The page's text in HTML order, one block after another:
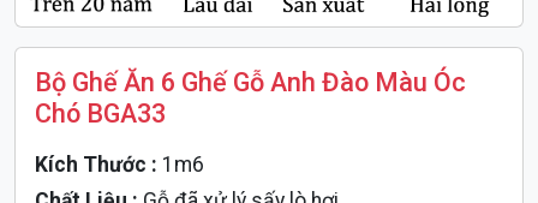
Bộ Ghế Ăn 6 Ghế Gỗ Anh Đào Màu Óc
Chó BGA33
Kích Thước : 1m6